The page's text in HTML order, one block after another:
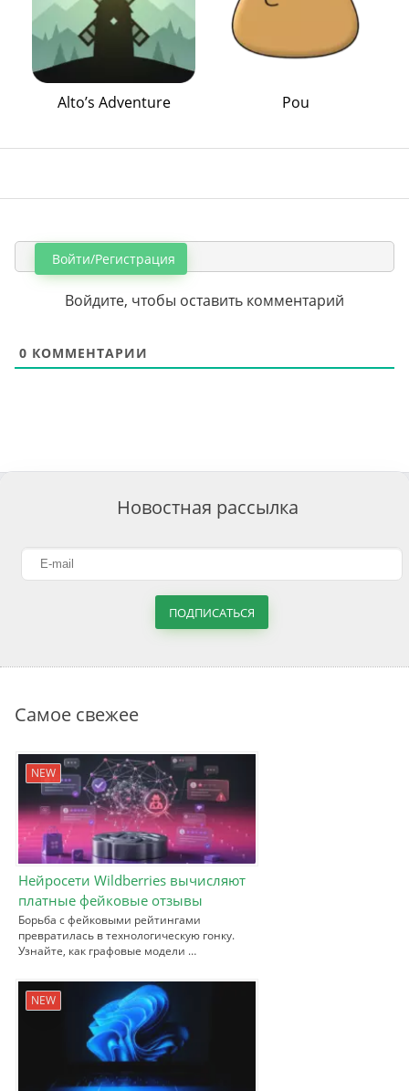
Alto’s Adventure Pou
Войти/Регистрация
Войдите, чтобы оставить комментарий
0 КОММЕНТАРИИ
Новостная рассылка
ПОДПИСАТЬСЯ
Самое свежее
NEW
Нейросети Wildberries вычисляют
платные фейковые отзывы
Борьба с фейковыми рейтингами
превратилась в технологическую гонку.
Узнайте, как графовые модели …
NEW